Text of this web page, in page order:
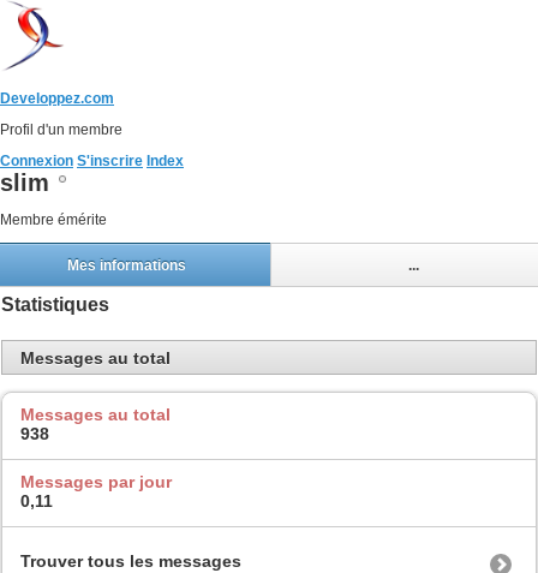
Developpez.com
Profil d'un membre
Connexion S'inscrire Index
slim
Membre émérite
Mes informations ...
Statistiques
Messages au total
Messages au total
938
Messages par jour
0,11
Trouver tous les messages